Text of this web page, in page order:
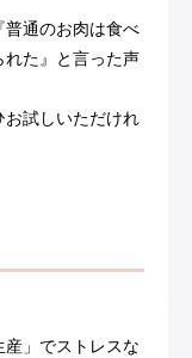
普通のお肉は食べ
れた』と言った声
お試しいただけれ
」でストレスな